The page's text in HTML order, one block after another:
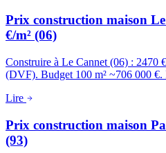
Prix construction maison
€/m² (06)
Construire à Le Cannet (06) : 2470
(DVF). Budget 100 m² ~706 000 €.
Lire
Prix construction maison
(93)